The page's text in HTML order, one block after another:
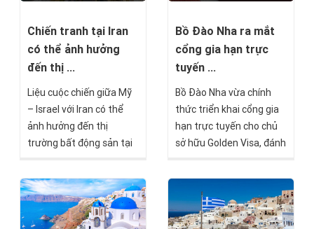
Chiến tranh tại Iran
có thể ảnh hưởng
đến thị ...
Liệu cuộc chiến giữa Mỹ
– Israel với Iran có thể
ảnh hưởng đến thị
trường bất động sản tại
thì theo cách nào?
Bồ Đào Nha ra mắt
cổng gia hạn trực
tuyến ...
Bồ Đào Nha vừa chính
thức triển khai cổng gia
hạn trực tuyến cho chủ
sở hữu Golden Visa, đánh
trọng trong quá trình cải
cách hành chính và hiện
đại hóa các thủ tục di trú.